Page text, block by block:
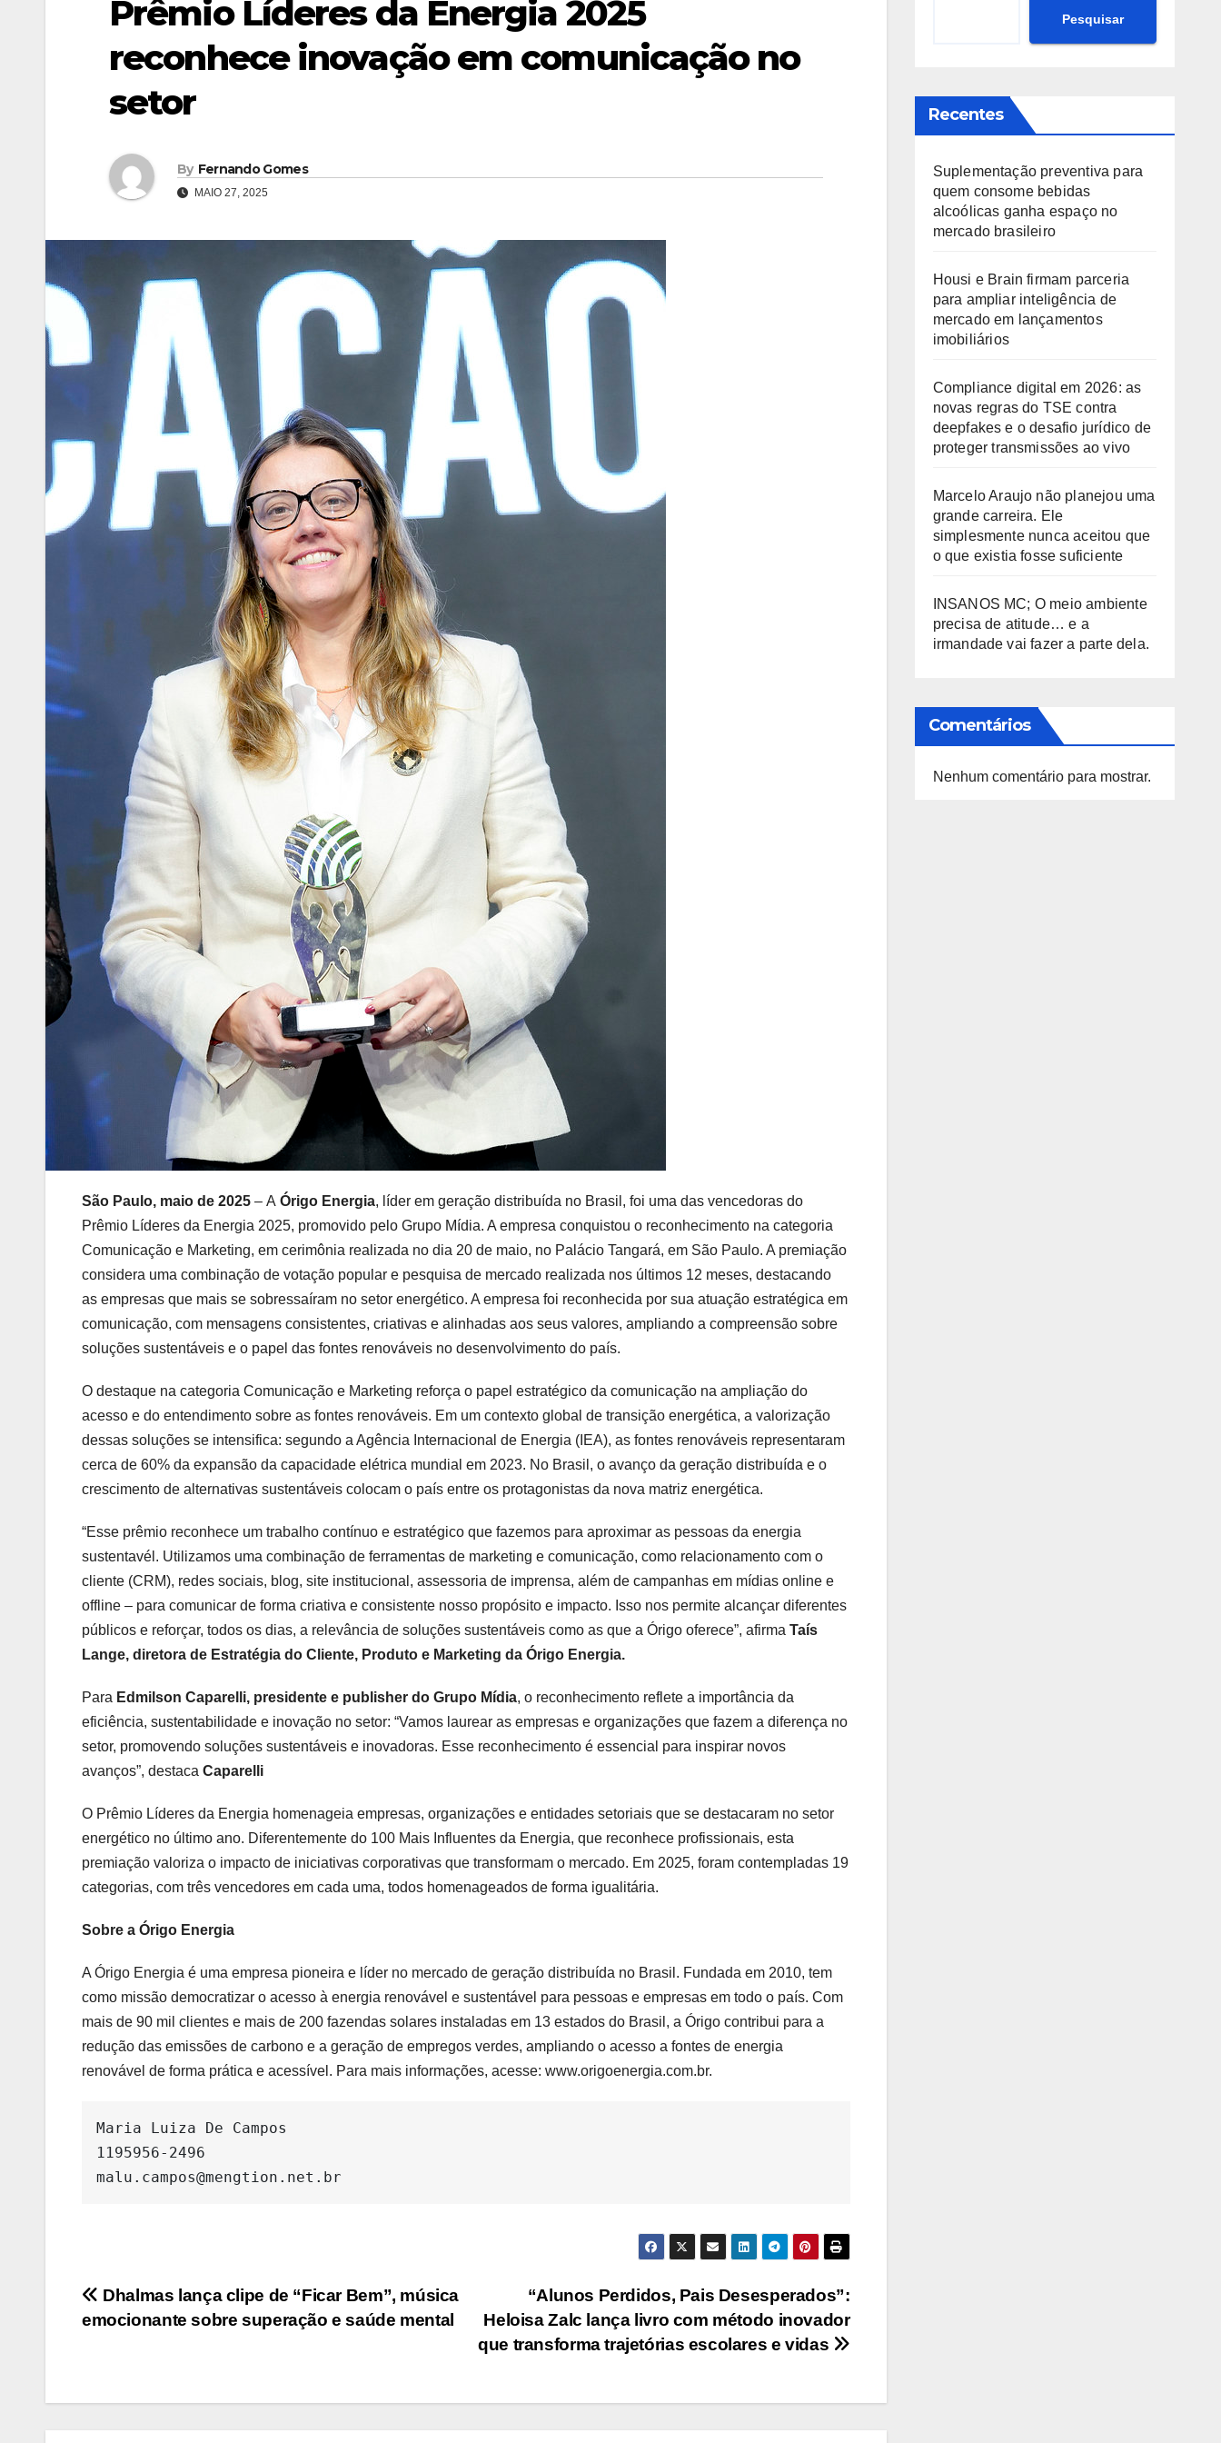
Prêmio Líderes da Energia 2025
reconhece inovação em comunicação no
setor
By Fernando Gomes
MAIO 27, 2025
São Paulo, maio de 2025 – A Órigo Energia, líder em geração distribuída no Brasil, foi uma das vencedoras do
Prêmio Líderes da Energia 2025, promovido pelo Grupo Mídia. A empresa conquistou o reconhecimento na categoria
Comunicação e Marketing, em cerimônia realizada no dia 20 de maio, no Palácio Tangará, em São Paulo. A premiação
considera uma combinação de votação popular e pesquisa de mercado realizada nos últimos 12 meses, destacando
as empresas que mais se sobressaíram no setor energético. A empresa foi reconhecida por sua atuação estratégica em
comunicação, com mensagens consistentes, criativas e alinhadas aos seus valores, ampliando a compreensão sobre
soluções sustentáveis e o papel das fontes renováveis no desenvolvimento do país.
O destaque na categoria Comunicação e Marketing reforça o papel estratégico da comunicação na ampliação do
acesso e do entendimento sobre as fontes renováveis. Em um contexto global de transição energética, a valorização
dessas soluções se intensifica: segundo a Agência Internacional de Energia (IEA), as fontes renováveis representaram
cerca de 60% da expansão da capacidade elétrica mundial em 2023. No Brasil, o avanço da geração distribuída e o
crescimento de alternativas sustentáveis colocam o país entre os protagonistas da nova matriz energética.
“Esse prêmio reconhece um trabalho contínuo e estratégico que fazemos para aproximar as pessoas da energia
sustentavél. Utilizamos uma combinação de ferramentas de marketing e comunicação, como relacionamento com o
cliente (CRM), redes sociais, blog, site institucional, assessoria de imprensa, além de campanhas em mídias online e
offline – para comunicar de forma criativa e consistente nosso propósito e impacto. Isso nos permite alcançar diferentes
públicos e reforçar, todos os dias, a relevância de soluções sustentáveis como as que a Órigo oferece”, afirma Taís
Lange, diretora de Estratégia do Cliente, Produto e Marketing da Órigo Energia.
Para Edmilson Caparelli, presidente e publisher do Grupo Mídia, o reconhecimento reflete a importância da
eficiência, sustentabilidade e inovação no setor: “Vamos laurear as empresas e organizações que fazem a diferença no
setor, promovendo soluções sustentáveis e inovadoras. Esse reconhecimento é essencial para inspirar novos
avanços”, destaca Caparelli
O Prêmio Líderes da Energia homenageia empresas, organizações e entidades setoriais que se destacaram no setor
energético no último ano. Diferentemente do 100 Mais Influentes da Energia, que reconhece profissionais, esta
premiação valoriza o impacto de iniciativas corporativas que transformam o mercado. Em 2025, foram contempladas 19
categorias, com três vencedores em cada uma, todos homenageados de forma igualitária.
Sobre a Órigo Energia
A Órigo Energia é uma empresa pioneira e líder no mercado de geração distribuída no Brasil. Fundada em 2010, tem
como missão democratizar o acesso à energia renovável e sustentável para pessoas e empresas em todo o país. Com
mais de 90 mil clientes e mais de 200 fazendas solares instaladas em 13 estados do Brasil, a Órigo contribui para a
redução das emissões de carbono e a geração de empregos verdes, ampliando o acesso a fontes de energia
renovável de forma prática e acessível. Para mais informações, acesse: www.origoenergia.com.br.
Maria Luiza De Campos
1195956-2496
malu.campos@mengtion.net.br
Navegação
“Alunos Perdidos, Pais Desesperados”:
Heloisa Zalc lança livro com método inovador
que transforma trajetórias escolares e vidas
Dhalmas lança clipe de “Ficar Bem”, música
emocionante sobre superação e saúde mental
Pesquisar
Recentes
Suplementação preventiva para
quem consome bebidas
alcoólicas ganha espaço no
mercado brasileiro
Housi e Brain firmam parceria
para ampliar inteligência de
mercado em lançamentos
imobiliários
Compliance digital em 2026: as
novas regras do TSE contra
deepfakes e o desafio jurídico de
proteger transmissões ao vivo
Marcelo Araujo não planejou uma
grande carreira. Ele
simplesmente nunca aceitou que
o que existia fosse suficiente
INSANOS MC; O meio ambiente
precisa de atitude… e a
irmandade vai fazer a parte dela.
Comentários
Nenhum comentário para mostrar.